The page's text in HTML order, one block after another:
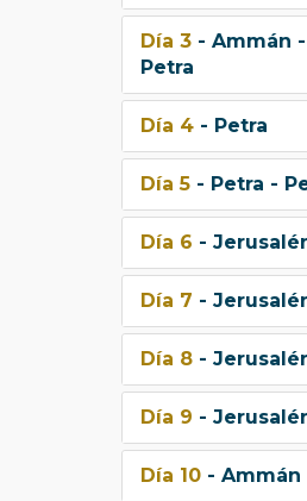
Día 3 - Ammán
Petra
Día 4 - Petra
Día 5 - Petra -
Día 6 -
Día 7 -
Día 8 -
Día 9 -
Día 10 -